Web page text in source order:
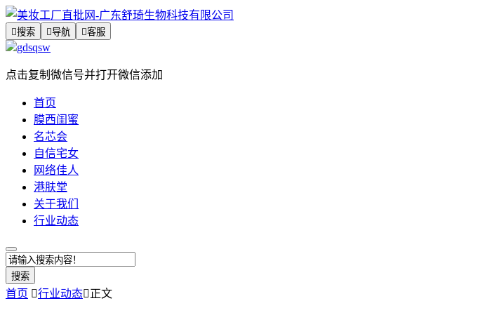
搜索 导航 客服
gdsqsw
点击复制微信号并打开微信添加
首页
膜西闺蜜
名芯会
自信宅女
网络佳人
港肤堂
关于我们
行业动态
搜索
首页 行业动态正文